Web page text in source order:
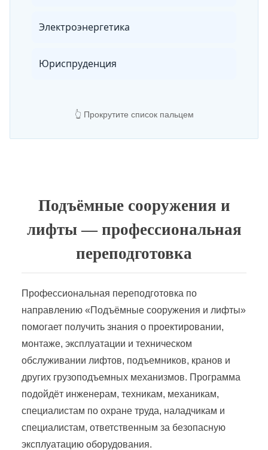
Электроэнергетика
Юриспруденция
👆 Прокрутите список пальцем
Подъёмные сооружения и
лифты — профессиональная
переподготовка
Профессиональная переподготовка по
направлению «Подъёмные сооружения и лифты»
помогает получить знания о проектировании,
монтаже, эксплуатации и техническом
обслуживании лифтов, подъемников, кранов и
других грузоподъемных механизмов. Программа
подойдёт инженерам, техникам, механикам,
специалистам по охране труда, наладчикам и
специалистам, ответственным за безопасную
эксплуатацию оборудования.